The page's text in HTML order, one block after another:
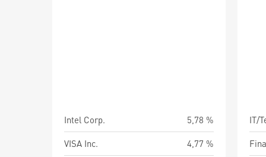
Intel Corp.
5,78 %
VISA Inc.
4,77 %
IT/